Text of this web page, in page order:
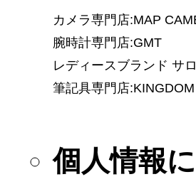
カメラ専門店:MAP
腕時計専門店:GMT
レディースブランド サ
筆記具専門店
個人情報